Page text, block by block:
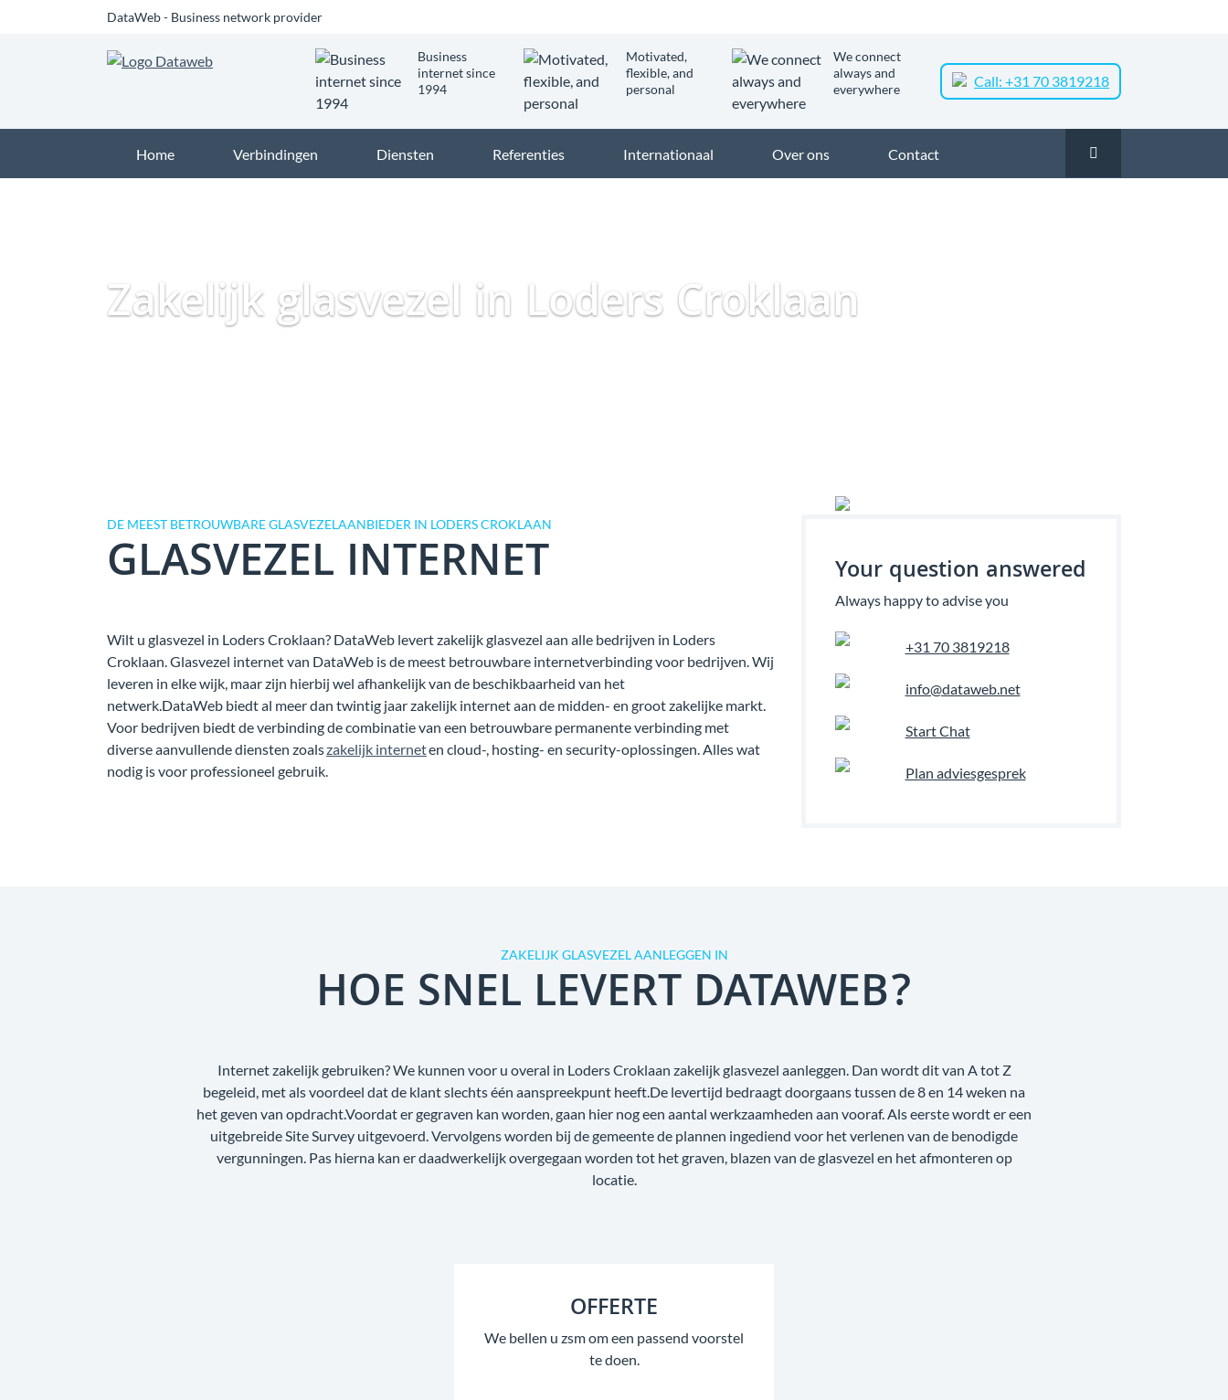
DataWeb - Business network provider
Business
internet since
1994
Motivated,
flexible, and
personal
We connect
always and
everywhere
Call: +31 70 3819218
Home Verbindingen Diensten Referenties Internationaal Over ons Contact
Zakelijk glasvezel in Loders Croklaan
DE MEEST BETROUWBARE GLASVEZELAANBIEDER IN LODERS CROKLAAN
GLASVEZEL INTERNET
Wilt u glasvezel in Loders Croklaan? DataWeb levert zakelijk glasvezel aan alle bedrijven in Loders
Croklaan. Glasvezel internet van DataWeb is de meest betrouwbare internetverbinding voor bedrijven. Wij
leveren in elke wijk, maar zijn hierbij wel afhankelijk van de beschikbaarheid van het
netwerk.DataWeb biedt al meer dan twintig jaar zakelijk internet aan de midden- en groot zakelijke markt.
Voor bedrijven biedt de verbinding de combinatie van een betrouwbare permanente verbinding met
diverse aanvullende diensten zoalszakelijk interneten cloud-, hosting- en security-oplossingen. Alles wat
nodig is voor professioneel gebruik.
Your question answered
Always happy to advise you
+31 70 3819218
info@dataweb.net
Start Chat
Plan adviesgesprek
ZAKELIJK GLASVEZEL AANLEGGEN IN
HOE SNEL LEVERT DATAWEB?
Internet zakelijk gebruiken? We kunnen voor u overal in Loders Croklaan zakelijk glasvezel aanleggen. Dan wordt dit van A tot Z
begeleid, met als voordeel dat de klant slechts één aanspreekpunt heeft.De levertijd bedraagt doorgaans tussen de 8 en 14 weken na
het geven van opdracht.Voordat er gegraven kan worden, gaan hier nog een aantal werkzaamheden aan vooraf. Als eerste wordt er een
uitgebreide Site Survey uitgevoerd. Vervolgens worden bij de gemeente de plannen ingediend voor het verlenen van de benodigde
vergunningen. Pas hierna kan er daadwerkelijk overgegaan worden tot het graven, blazen van de glasvezel en het afmonteren op
locatie.
OFFERTE
We bellen u zsm om een passend voorstel
te doen.